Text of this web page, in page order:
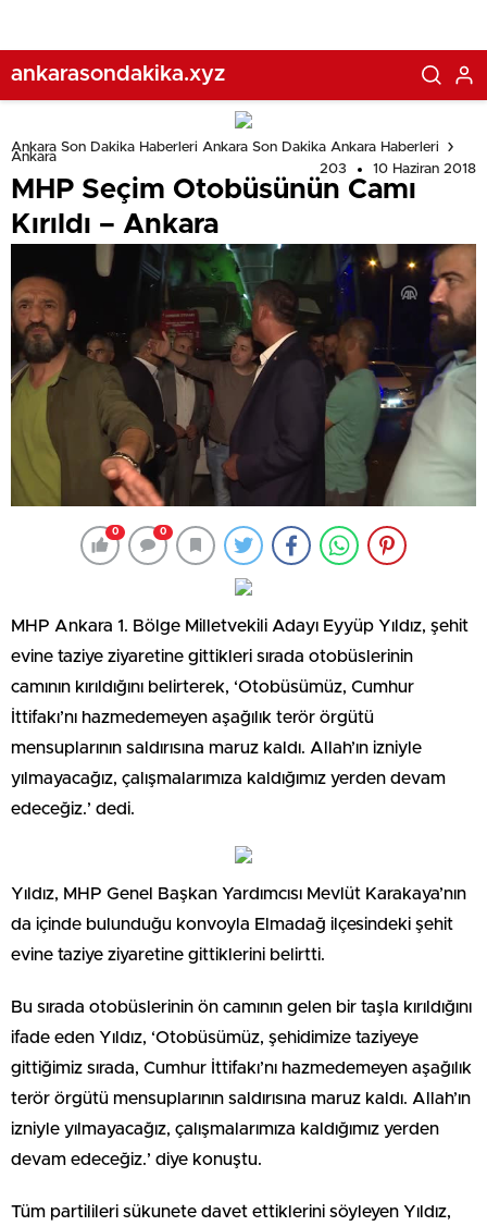
ankarasondakika.xyz
Ankara Son Dakika Haberleri Ankara Son Dakika Ankara Haberleri
Ankara
203
10 Haziran 2018
MHP Seçim Otobüsünün Camı
Kırıldı – Ankara
0 0
MHP Ankara 1. Bölge Milletvekili Adayı Eyyüp Yıldız, şehit
evine taziye ziyaretine gittikleri sırada otobüslerinin
camının kırıldığını belirterek, ‘Otobüsümüz, Cumhur
İttifakı’nı hazmedemeyen aşağılık terör örgütü
mensuplarının saldırısına maruz kaldı. Allah’ın izniyle
yılmayacağız, çalışmalarımıza kaldığımız yerden devam
edeceğiz.’ dedi.
Yıldız, MHP Genel Başkan Yardımcısı Mevlüt Karakaya’nın
da içinde bulunduğu konvoyla Elmadağ ilçesindeki şehit
evine taziye ziyaretine gittiklerini belirtti.
Bu sırada otobüslerinin ön camının gelen bir taşla kırıldığını
ifade eden Yıldız, ‘Otobüsümüz, şehidimize taziyeye
gittiğimiz sırada, Cumhur İttifakı’nı hazmedemeyen aşağılık
terör örgütü mensuplarının saldırısına maruz kaldı. Allah’ın
izniyle yılmayacağız, çalışmalarımıza kaldığımız yerden
devam edeceğiz.’ diye konuştu.
Tüm partilileri sükunete davet ettiklerini söyleyen Yıldız,